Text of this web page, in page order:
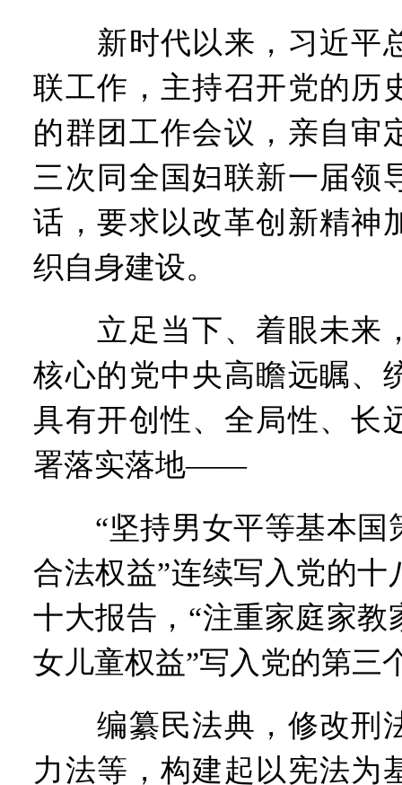
新时代以来，习近平
联工作，主持召开党的历
的群团工作会议，亲自审
三次同全国妇联新一届领
话，要求以改革创新精神
织自身建设。
立足当下、着眼未来
核心的党中央高瞻远瞩、
具有开创性、全局性、长
署落实落地——
“坚持男女平等基本国
合法权益”连续写入党的十
十大报告，“注重家庭家教
女儿童权益”写入党的第三
编纂民法典，修改刑
力法等，构建起以宪法为